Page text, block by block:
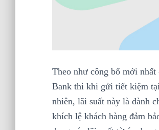
Theo như công bố mới
Bank thì khi gửi tiết kiệm
nhiên, lãi suất này là dành
khích lệ khách hàng đảm